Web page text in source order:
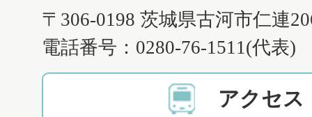
〒306-0198 茨城県古河市仁連
電話番号：0280-76-1511(代表)
アクセス